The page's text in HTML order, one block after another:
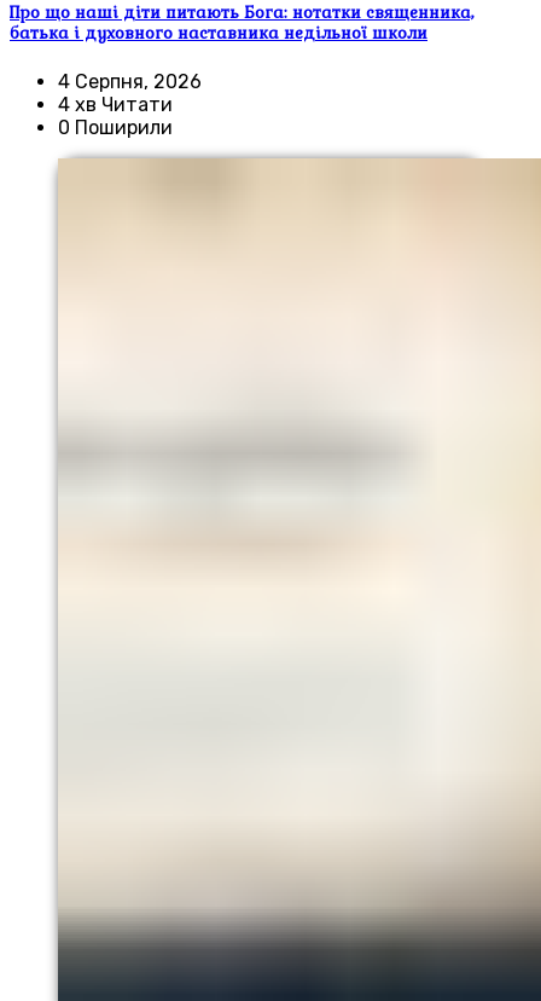
Про що наші діти питають Бога: нотатки священника,
батька і духовного наставника недільної школи
4 Серпня, 2026
4 хв Читати
0 Поширили